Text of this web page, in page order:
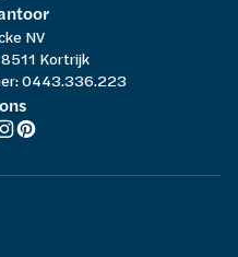
NV
8511 Kortrijk
0443.336.223